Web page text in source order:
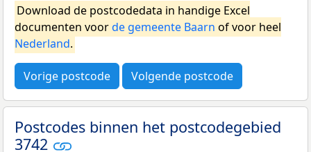
Download de postcodedata in handige Excel
documenten voorde gemeente Baarn of voor heel
Nederland.
Vorige postcode Volgende postcode
Postcodes binnen het postcodegebied
3742